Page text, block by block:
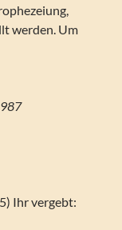
werden. Um
Ihr vergebt: